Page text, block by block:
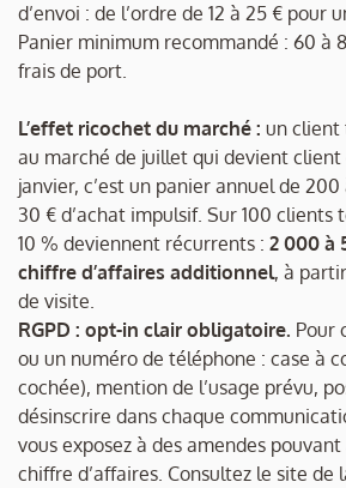
d’envoi : de l’ordre de 12 à 25 € pour
Panier minimum recommandé : 60 à
frais de port.
L’effet ricochet du marché : un client
au marché de juillet qui devient
janvier, c’est un panier annuel de
30 € d’achat impulsif. Sur 100 clients
10 % deviennent récurrents : 2 000 à
chiffre d’affaires additionnel, à
de visite.
RGPD : opt-in clair obligatoire. Pour
ou un numéro de téléphone : case à
cochée), mention de l’usage prévu,
désinscrire dans chaque
vous exposez à des amendes
chiffre d’affaires. Consultez le site de